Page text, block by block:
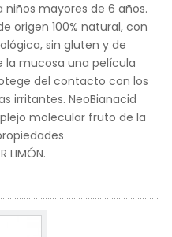
mayores de 6 años.
origen 100% natural, con
sin gluten y de
la mucosa una película
del contacto con los
irritantes. NeoBianacid
molecular fruto de la
LIMÓN.